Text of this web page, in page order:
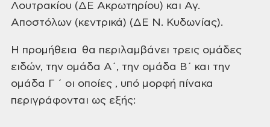
Λουτρακίου (ΔΕ Ακρωτηρίου) και Αγ.
Αποστόλων (κεντρικά) (ΔΕ Ν. Κυδωνίας).
Η προμήθεια θα περιλαμβάνει τρεις ομάδες
ειδών, την ομάδα Α΄, την ομάδα Β΄ και την
ομάδα Γ ΄ οι οποίες , υπό μορφή πίνακα
περιγράφονται ως εξής: